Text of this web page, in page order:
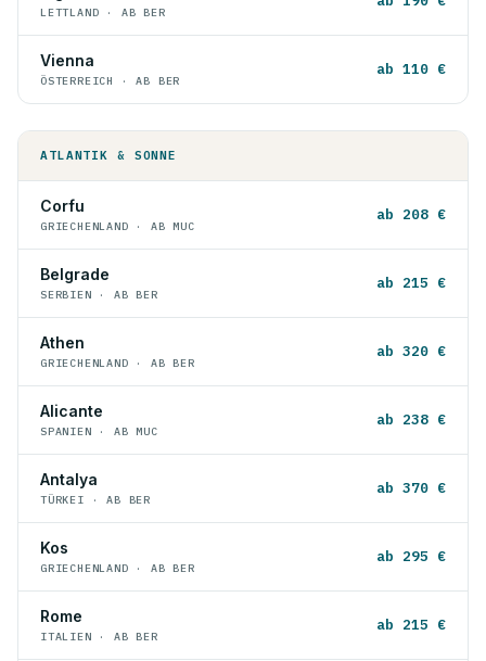
LETTLAND · AB BER
Vienna
ÖSTERREICH · AB BER
ab 110 €
ATLANTIK & SONNE
Corfu
GRIECHENLAND · AB MUC
ab 208 €
Belgrade
SERBIEN · AB BER
ab 215 €
Athen
GRIECHENLAND · AB BER
ab 320 €
Alicante
SPANIEN · AB MUC
ab 238 €
Antalya
TÜRKEI · AB BER
ab 370 €
Kos
GRIECHENLAND · AB BER
ab 295 €
Rome
ITALIEN · AB BER
ab 215 €